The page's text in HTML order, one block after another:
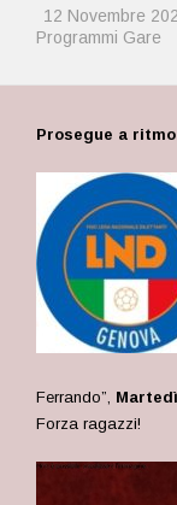
12 Novembre
Programmi Gare
Prosegue a
Ferrando”,
Forza ragazzi!